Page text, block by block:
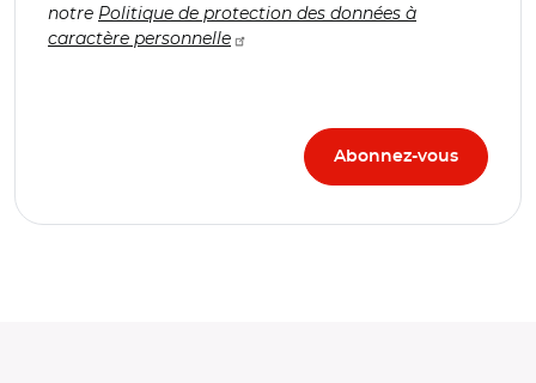
notre Politique de protection des données à
caractère personnelle